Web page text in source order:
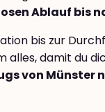
Ablauf bis
bis zur
alles, damit du
von Münster